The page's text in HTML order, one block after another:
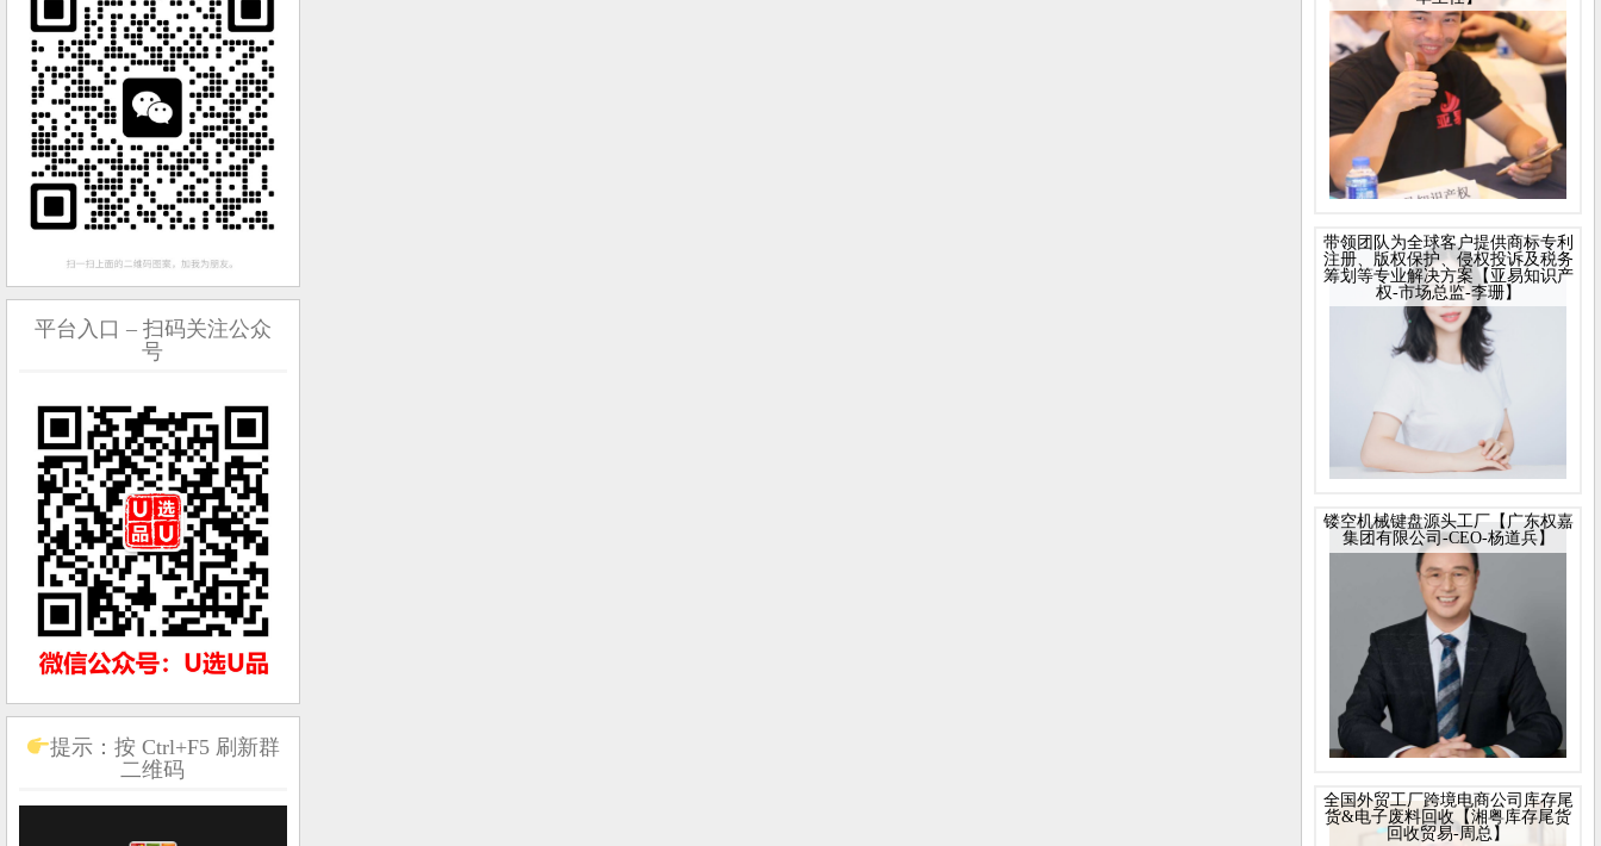
平台入口 – 扫码关注公众
号
提示：按 Ctrl+F5 刷新群
二维码
带领团队为全球客户提供商标专利
注册、版权保护、侵权投诉及税务
筹划等专业解决方案【亚易知识产
权-市场总监-李珊】
镂空机械键盘源头工厂【广东权嘉
集团有限公司-CEO-杨道兵】
全国外贸工厂跨境电商公司库存尾
货&电子废料回收【湘粤库存尾货
回收贸易-周总】